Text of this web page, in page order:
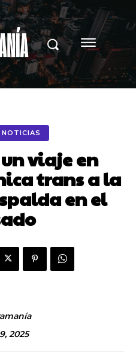
NOTICIAS
un viaje en
trans a la
en el
2025